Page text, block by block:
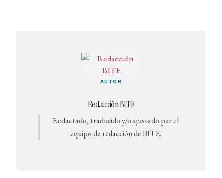
AUTOR
Redacción BITE
Redactado, traducido y/o ajustado por el
equipo de redacción de BITE.